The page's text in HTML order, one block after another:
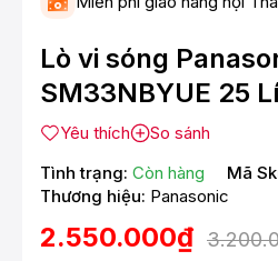
Lò vi sóng
SM33NBYUE 25
Yêu thích
So sánh
Tình trạng: Còn hàng Mã
Thương hiệu: Panasonic
2.550.000₫